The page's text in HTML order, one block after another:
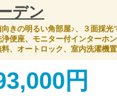
デン
きの明るい角部屋♪、３面採
便座、モニター付インターホ
、オートロック、室内洗濯機
円